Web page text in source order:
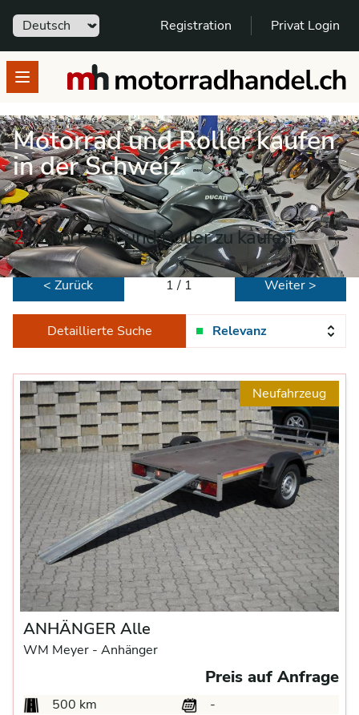
Sprache Registration Privat Login
Open menumotorradhandel.ch
Motorrad und Roller kaufen
in der Schweiz
2Motorräder und Roller zu kaufen
< Zurück 1 / 1 Weiter >
Detaillierte Suche Relevanz
Neufahrzeug
ANHÄNGER Alle
WM Meyer - Anhänger
Preis auf Anfrage
500 km
-